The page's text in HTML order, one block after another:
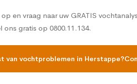
en vraag naar uw GRATIS
ons gratis op 0800.11.134.
van vochtproblemen in